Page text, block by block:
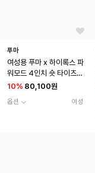
푸마
여성용 푸마 x 하이록스 파
워모드 4인치 숏 타이츠 -
푸마 블랙 / 529151-01
10% 80,100원
옵션 여성